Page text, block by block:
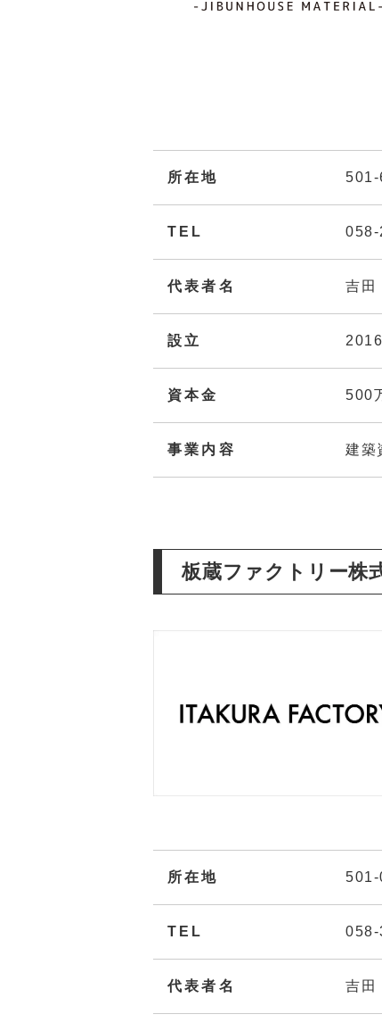
所在地 501-
TEL 058-
代表者名 吉田
設立
資本金 500
事業内容 建築
板蔵ファクトリー株
所在地 501-
TEL 058-
代表者名 吉田